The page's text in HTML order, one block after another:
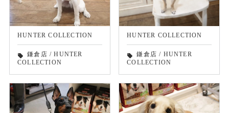
HUNTER COLLECTION
local_offer 鎌倉店 /HUNTER
COLLECTION
HUNTER COLLECTION
local_offer 鎌倉店 / HUNTER
COLLECTION